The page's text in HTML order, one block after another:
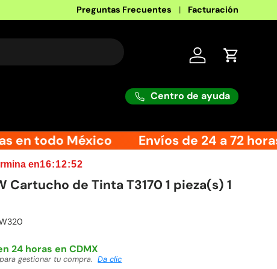
Preguntas Frecuentes Facturación
Iniciar sesión
Carrito
Centro de ayuda
en todo México Envíos de 24 a 72
en16:12:51
Cartucho de Tinta T3170 1 pieza(s) 1
Da clic
horas en todo México
y jue 13 ago